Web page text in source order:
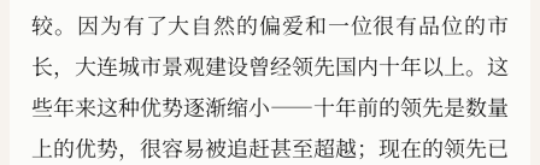
较。因为有了大自然的偏爱和一位很有品位的市
长，大连城市景观建设曾经领先国内十年以上。这
些年来这种优势逐渐缩小——十年前的领先是数量
上的优势，很容易被追赶甚至超越；现在的领先已